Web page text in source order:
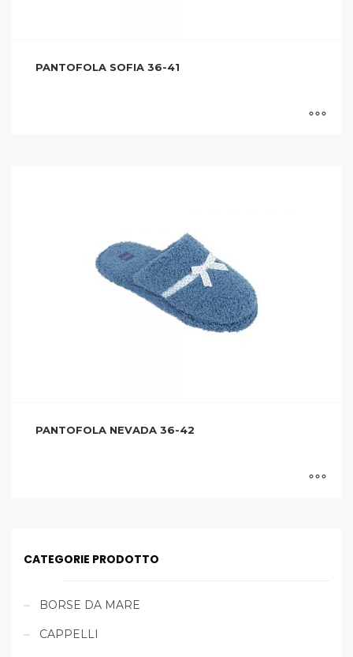
PANTOFOLA SOFIA 36-41
PANTOFOLA NEVADA 36-42
CATEGORIE PRODOTTO
BORSE DA MARE
CAPPELLI